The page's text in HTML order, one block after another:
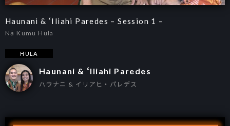
Haunani & ʻIliahi Paredes – Session 1 –
Nā Kumu Hula
HULA
Haunani & ʻIliahi Paredes
ハウナニ & イリアヒ・パレデス